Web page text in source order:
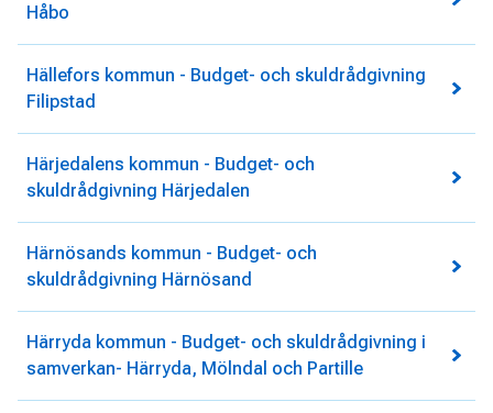
Håbo
Hällefors kommun - Budget- och skuldrådgivning
Filipstad
Härjedalens kommun - Budget- och
skuldrådgivning Härjedalen
Härnösands kommun - Budget- och
skuldrådgivning Härnösand
Härryda kommun - Budget- och skuldrådgivning i
samverkan- Härryda, Mölndal och Partille